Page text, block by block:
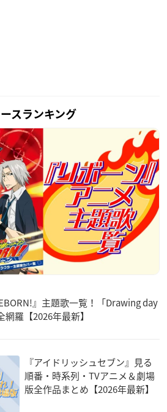
スランキング
』主題歌一覧！「Drawing day
羅【2026年最新】
『アイドリッシュセブン』見る
順番・時系列・TVアニメ＆劇場
版全作品まとめ【2026年最新】